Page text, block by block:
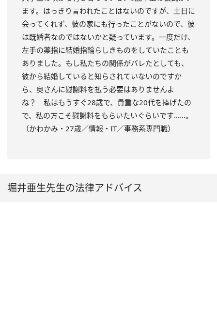
ます。はっきり言われたことはないのですが、土日に
会ってくれず、彼の家にも行ったことがないので、彼
は既婚者なのではないかと疑っています。一度だけ、
左手の薬指に結婚指輪らしきものをしていたことも
ありました。もし私たちの関係がバレたとしても、
彼から結婚していると知らされていないのですか
ら、奥さんに慰謝料を払う必要はありませんよ
ね？ 私はもうすぐ28歳で、貴重な20代を捧げたの
で、私の方こそ慰謝料をもらいたいぐらいです……。
（かわかみ・27歳／情報・IT／事務系専門職）
堀井亜生先生の法律アドバイス